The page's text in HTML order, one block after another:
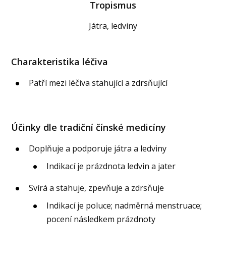
Tropismus
Játra, ledviny
Charakteristika léčiva
Patří mezi léčiva stahující a zdrsňující
Účinky dle tradiční čínské medicíny
Doplňuje a podporuje játra a ledviny
Indikací je prázdnota ledvin a jater
Svírá a stahuje, zpevňuje a zdrsňuje
Indikací je poluce; nadměrná menstruace;
pocení následkem prázdnoty